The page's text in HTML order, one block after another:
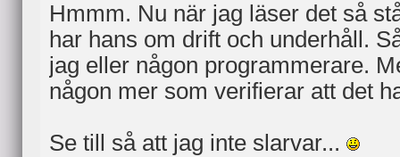
Hmmm. Nu när jag läser det så
har hans om drift och underhåll.
jag eller någon programmerare.
någon mer som verifierar att det
Se till så att jag inte slarvar...